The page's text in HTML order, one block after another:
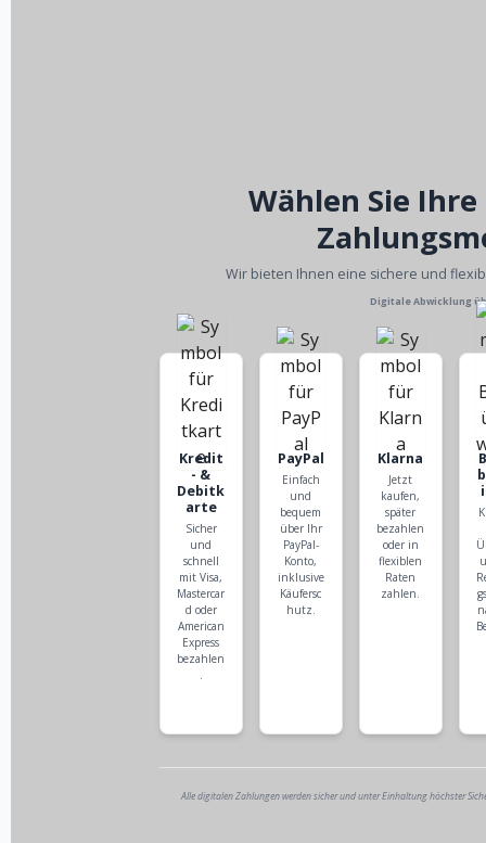
Wählen Sie
Wir bieten Ihnen eine sichere und
Digitale Abwicklung
Kredit
- &
Debitk
arte
Sicher
und
schnell
mit Visa,
Mastercar
d oder
American
Express
bezahlen
.
PayPal
Einfach
und
bequem
über Ihr
PayPal-
Konto,
inklusive
Käufersc
hutz.
Klarna
Jetzt
kaufen,
später
bezahlen
oder in
flexiblen
Raten
zahlen.
Alle digitalen Zahlungen werden sicher und unter Einhaltung höchster